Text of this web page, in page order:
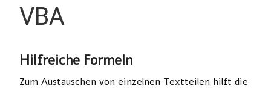
VBA
Hilfreiche Formeln
Zum Austauschen von einzelnen Textteilen hilft die